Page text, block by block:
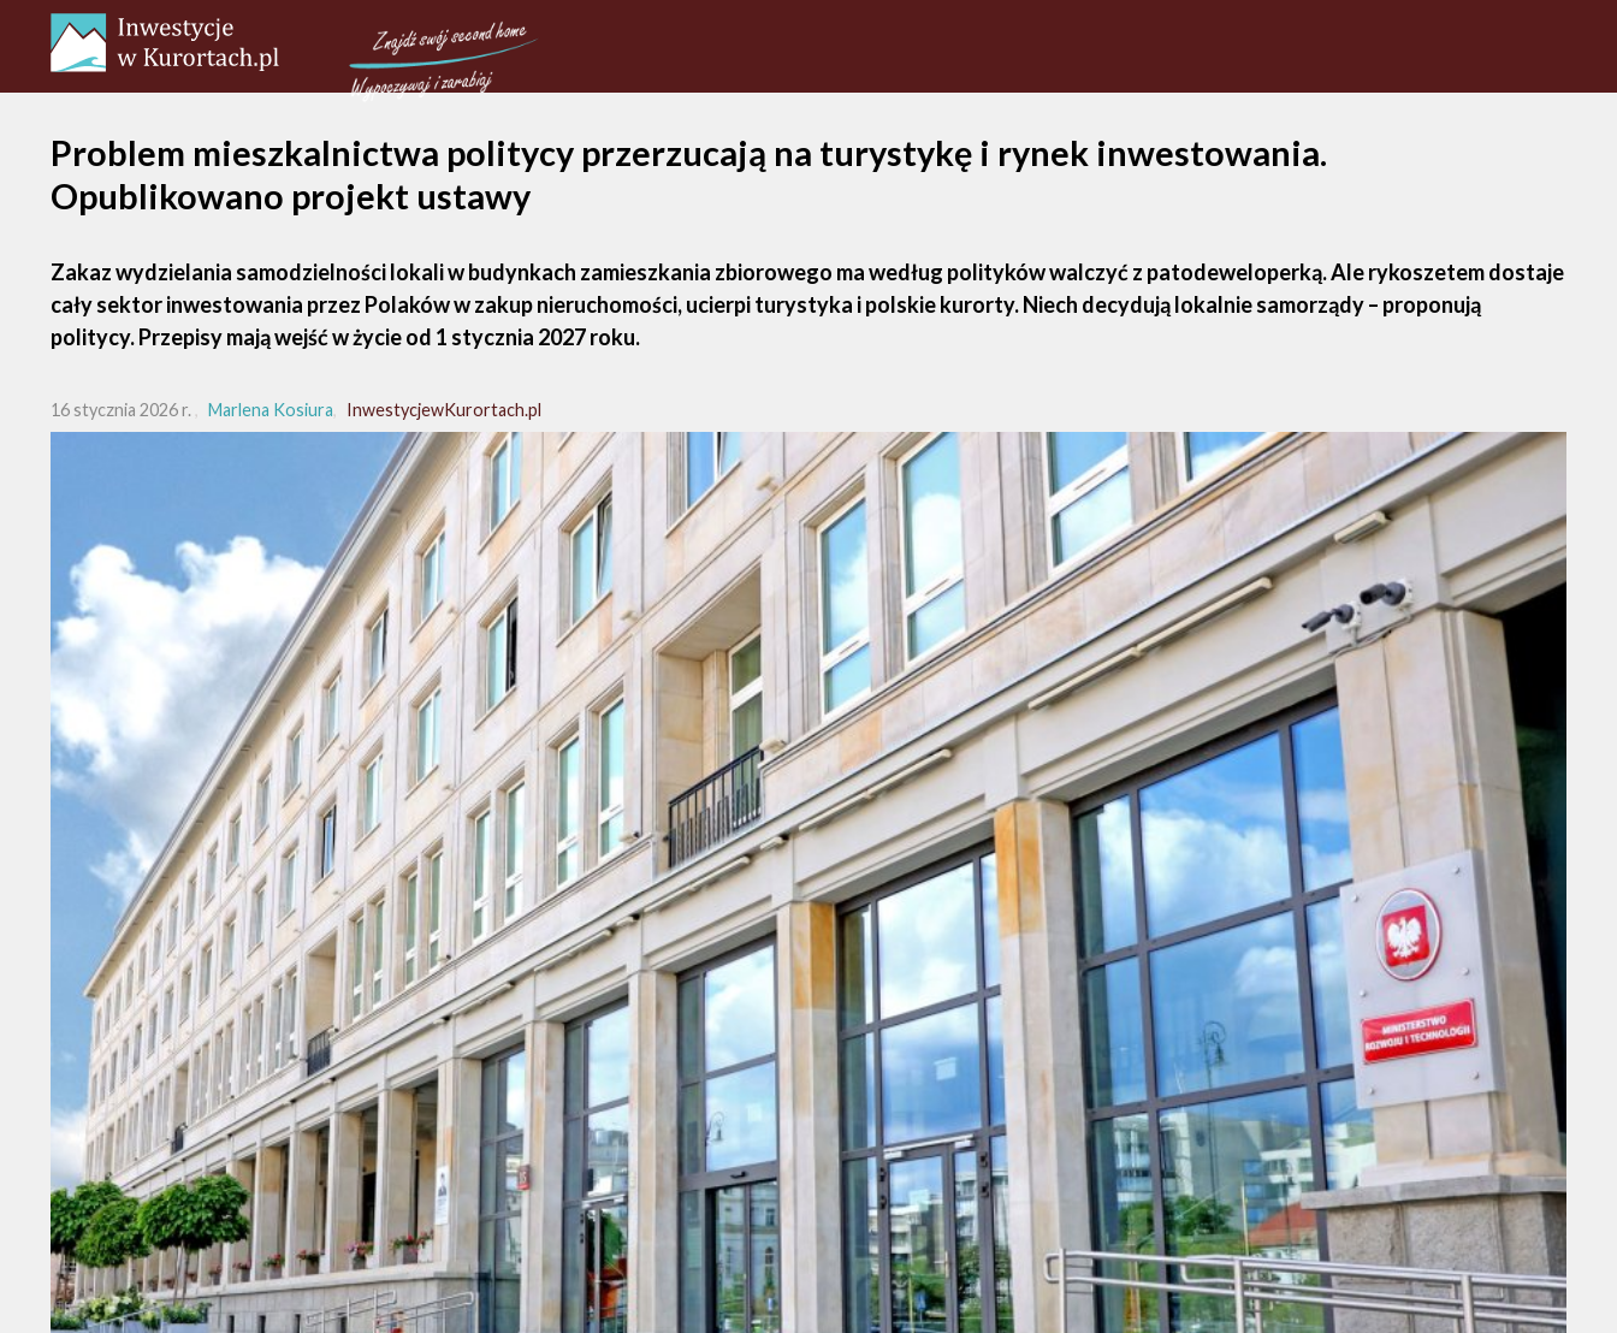
Problem mieszkalnictwa politycy przerzucają na turystykę i rynek inwestowania.
Opublikowano projekt ustawy
Zakaz wydzielania samodzielności lokali w budynkach zamieszkania zbiorowego ma według polityków walczyć z patodeweloperką. Ale rykoszetem dostaje
cały sektor inwestowania przez Polaków w zakup nieruchomości, ucierpi turystyka i polskie kurorty. Niech decydują lokalnie samorządy – proponują
politycy. Przepisy mają wejść w życie od 1 stycznia 2027 roku.
16 stycznia 2026 r. Marlena Kosiura InwestycjewKurortach.pl